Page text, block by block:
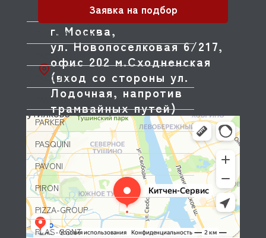
OZTIRYAKILER
P.L. Proff Cuisine
PACKVAC
PACOJET
PANERO
PARKER
PASQUINI
PAVONI
PIRON
PIZZA-GROUP
PLAS-CONT
г. Москва,
ул. Новопоселковая 6/217,
офис 202 м.Сходненская
(вход со стороны ул.
Лодочная, напротив
трамвайных путей)
Заявка на подбор